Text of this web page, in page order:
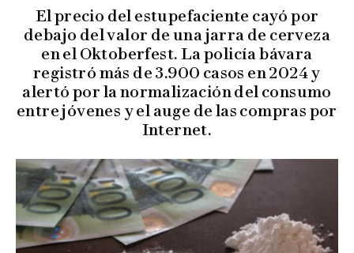
El precio del estupefaciente cayó por
debajo del valor de una jarra de cerveza
en el Oktoberfest. La policía bávara
registró más de 3.900 casos en 2024 y
alertó por la normalización del consumo
entre jóvenes y el auge de las compras por
Internet.